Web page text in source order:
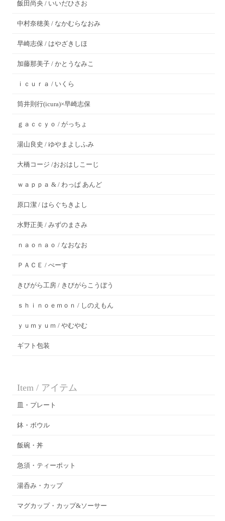
飯田尚央 / いいだひさお
中村奈穂美 / なかむらなおみ
早崎志保 / はやざきしほ
加藤那美子 / かとうなみこ
ｉｃｕｒａ / いくら
筒井則行(icura)×早崎志保
ｇａｃｃｙｏ / がっちょ
湯山良史 / ゆやまよしふみ
大橋コージ /おおはしこーじ
ｗａｐｐａ & / わっぱ あんど
原口潔 / はらぐちきよし
水野正美 / みずのまさみ
ｎａｏｎａｏ / なおなお
ＰＡＣＥ / ぺーす
きびがら工房 / きびがらこうぼう
ｓｈｉｎｏｅｍｏｎ / しのえもん
ｙｕｍｙｕｍ / やむやむ
ギフト包装
Item / アイテム
皿・プレート
鉢・ボウル
飯碗・丼
急須・ティーポット
湯呑み・カップ
マグカップ・カップ&ソーサー